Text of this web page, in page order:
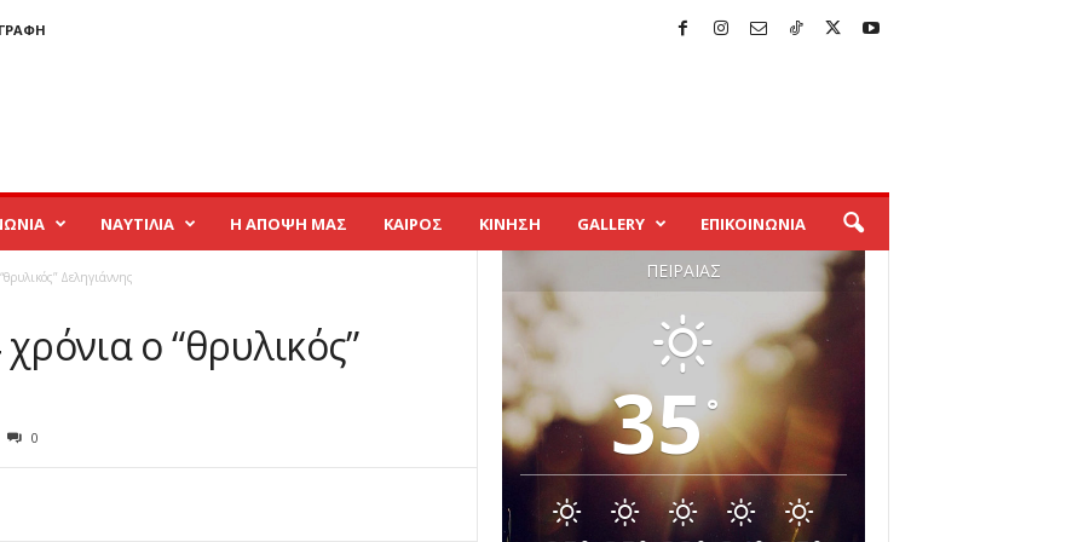
ΝΑΥΤΙΛΙΑ Η ΑΠΟΨΗ ΜΑΣ ΚΑΙΡΟΣ ΚΙΝΗΣΗ GALLERY ΕΠΙΚΟΙΝΩΝΙΑ
Δεληγιάννης
ο “θρυλικός”
0
ΠΕΙΡΑΙΆΣ
35°